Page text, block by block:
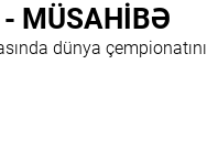
MÜSAHİBƏ
dünya çempionatını